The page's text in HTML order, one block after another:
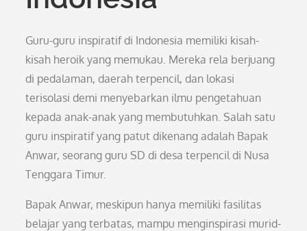
Guru-guru inspiratif di Indonesia memiliki kisah-
kisah heroik yang memukau. Mereka rela berjuang
di pedalaman, daerah terpencil, dan lokasi
terisolasi demi menyebarkan ilmu pengetahuan
kepada anak-anak yang membutuhkan. Salah satu
guru inspiratif yang patut dikenang adalah Bapak
Anwar, seorang guru SD di desa terpencil di Nusa
Tenggara Timur.
Bapak Anwar, meskipun hanya memiliki fasilitas
belajar yang terbatas, mampu menginspirasi murid-